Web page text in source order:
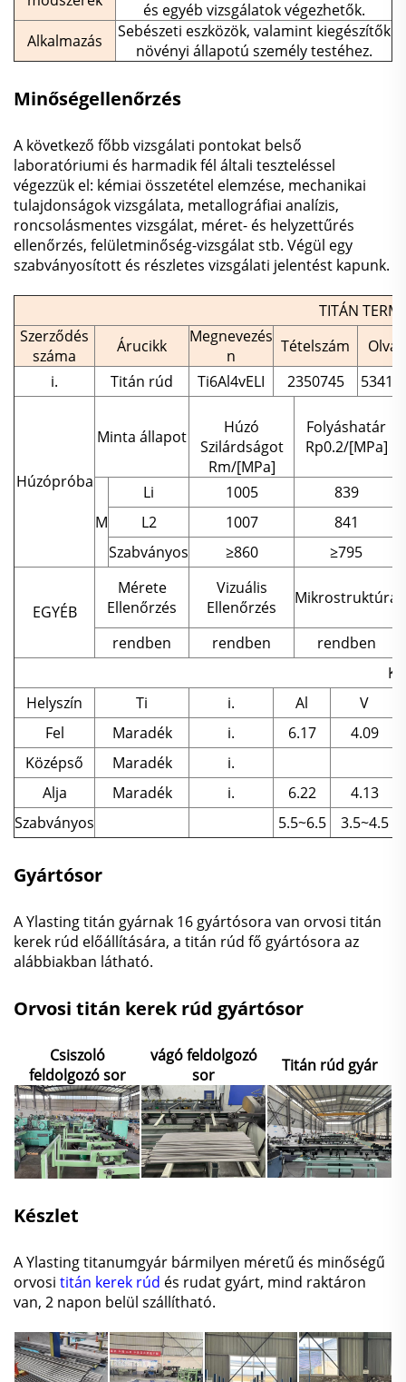
és egyéb vizsgálatok végezhetők.
Alkalmazás
Sebészeti eszközök, valamint kiegészítők
növényi állapotú személy testéhez.
Minőségellenőrzés
A következő főbb vizsgálati pontokat belső
laboratóriumi és harmadik fél általi teszteléssel
végezzük el: kémiai összetétel elemzése, mechanikai
tulajdonságok vizsgálata, metallográfiai analízis,
roncsolásmentes vizsgálat, méret- és helyzettűrés
ellenőrzés, felületminőség-vizsgálat stb. Végül egy
szabványosított és részletes vizsgálati jelentést kapunk.
TITÁN
Szerződés
száma
Árucikk
Megnevezés
n
Tételszám
i.
Titán rúd Ti6Al4vELI 2350745
Húzópróbа
Minta állapot
Húzó
Szilárdságot
Rm/[MPa]
Folyáshatár
Rp0.2/[MPa]
M
Li 1005
839
L2
1007
841
Szabványos
≥860 ≥795
EGYÉB
Mérete
Ellenőrzés
Vizuális
Ellenőrzés
Mikrostruktúra
rendben rendben
rendben
Helyszín
Ti i. Al
V
Fel
Maradék i. 6.17
4.09
Középső
Maradék
i.
Alja
Maradék i. 6.22
4.13
Szabványos
5.5~6.5 3.5~4.5
Gyártósor
A Ylasting titán gyárnak 16 gyártósora van orvosi titán
kerek rúd előállítására, a titán rúd fő gyártósora az
alábbiakban látható.
Orvosi titán kerek rúd gyártósor
Csiszoló
feldolgozó sor
vágó feldolgozó
sor
Titán rúd gyár
Készlet
A Ylasting titanumgyár bármilyen méretű és minőségű
orvosi titán kerek rúd és rudat gyárt, mind raktáron
van, 2 napon belül szállítható.